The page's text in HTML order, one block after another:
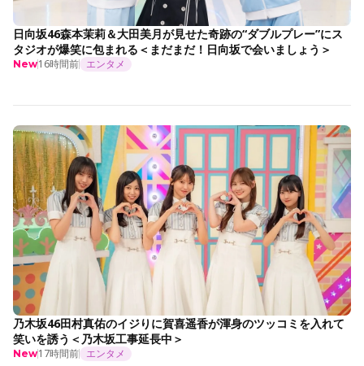
日向坂46森本茉莉＆大田美月が見せた奇跡の“ダブルプレー”にス
タジオが爆笑に包まれる＜まだまだ！日向坂で会いましょう＞
New16時間前 エンタメ
乃木坂46田村真佑のイジりに賀喜遥香が渾身のツッコミを入れて
笑いを誘う＜乃木坂工事延長中＞
New17時間前 エンタメ